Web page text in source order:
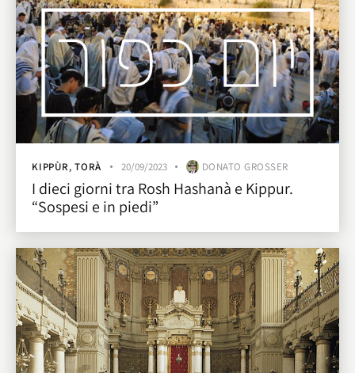
KIPPÙR,TORÀ 20/09/2023 DONATO GROSSER
I dieci giorni tra Rosh Hashanà e Kippur.
“Sospesi e in piedi”